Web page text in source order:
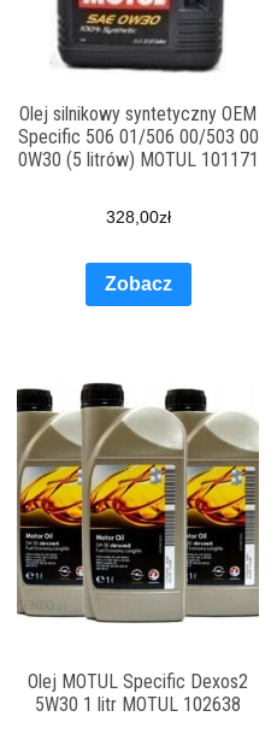
Olej silnikowy syntetyczny OEM
Specific 506 01/506 00/503 00
0W30 (5 litrów) MOTUL 101171
328,00zł
Zobacz
Olej MOTUL Specific Dexos2
5W30 1 litr MOTUL 102638